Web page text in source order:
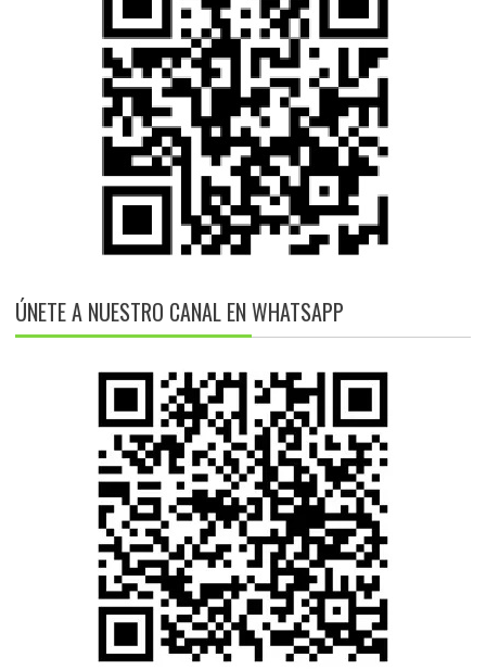
ÚNETE A NUESTRO CANAL EN WHATSAPP